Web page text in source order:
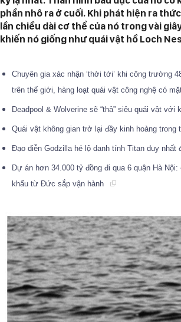
phần nhô ra ở cuối. Khi phát hiện ra
lần chiều dài cơ thể của nó trong vài
khiến nó giống như quái vật hồ Loch
Chuyên gia xác nhận ‘thời tới’ khi công trường
trên thế giới, hàng loạt quái vật công nghệ có
Deadpool & Wolverine sẽ “thả” siêu quái vật
Quái vật không gian trở lại đầy kinh hoàng trong
Đạo diễn Godzilla hé lộ danh tính Titan duy
Dự án hơn 34.000 tỷ đồng đi qua 6 quận Hà
khẩu từ Đức sắp vận hành